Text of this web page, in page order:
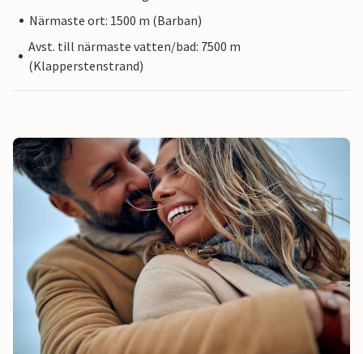
Närmaste ort: 1500 m (Barban)
Avst. till närmaste vatten/bad: 7500 m
(Klapperstenstrand)